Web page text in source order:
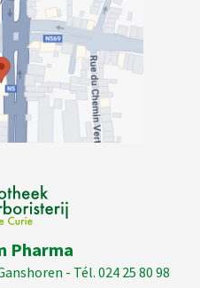
Pharma
- Tél. 024 25 80 98